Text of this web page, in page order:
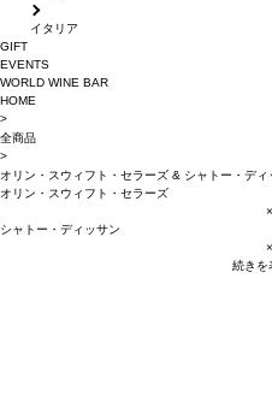
イタリア
GIFT
EVENTS
WORLD WINE BAR
HOME
>
全商品
>
オリン・スウィフト・セラーズ& シャトー・ディ
オリン・スウィフト・セラーズ
×
シャトー・ディッサン
×
続きを